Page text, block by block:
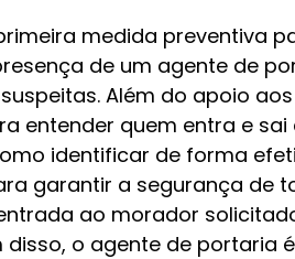
medida preventiva
de um agente de
Além do apoio
entender quem entra e
identificar de forma
garantir a segurança de
ao morador
disso, o agente de portaria